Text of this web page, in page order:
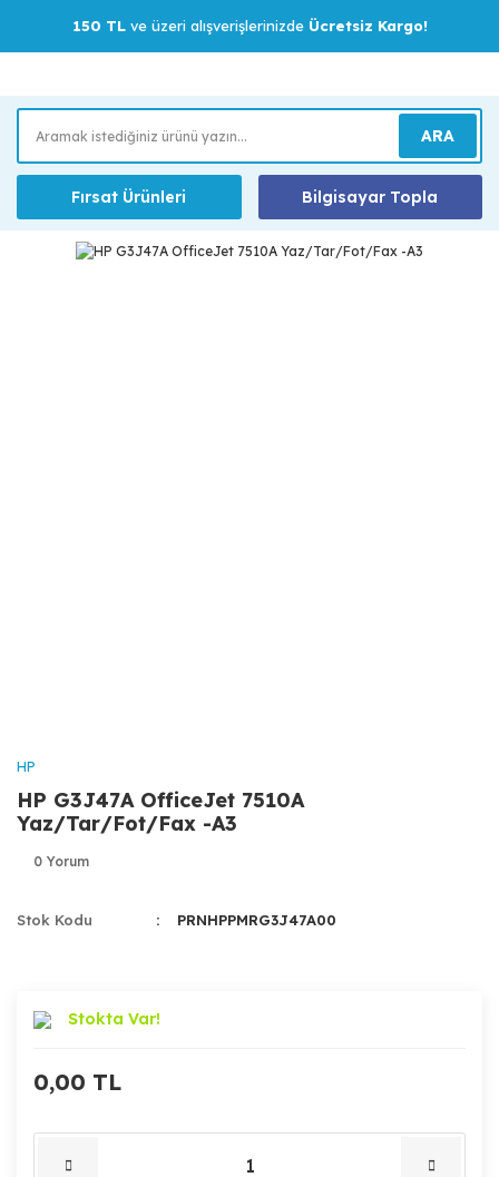
150 TLve üzeri alışverişlerinizde Ücretsiz Kargo!
ARA
Fırsat Ürünleri Bilgisayar Topla
HP
HP G3J47A OfficeJet 7510A
Yaz/Tar/Fot/Fax -A3
0 Yorum
Stok Kodu PRNHPPMRG3J47A00
Stokta Var!
0,00 TL